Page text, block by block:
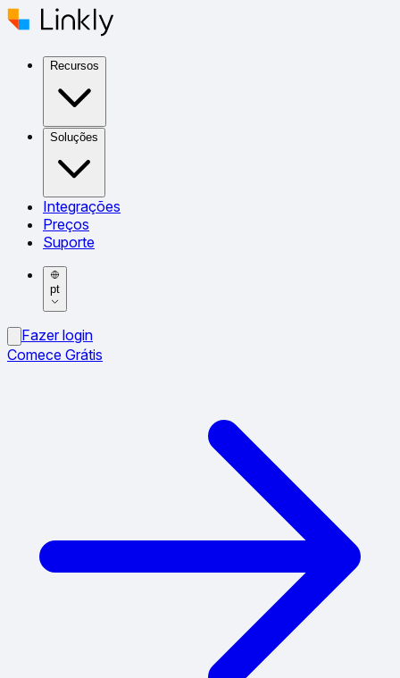
Recursos
Soluções
Integrações
Preços
Suporte
pt
Fazer login
Comece Grátis